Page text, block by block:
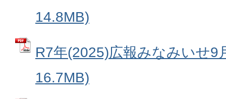
14.8MB)
R7年(2025)広報みなみいせ9
16.7MB)